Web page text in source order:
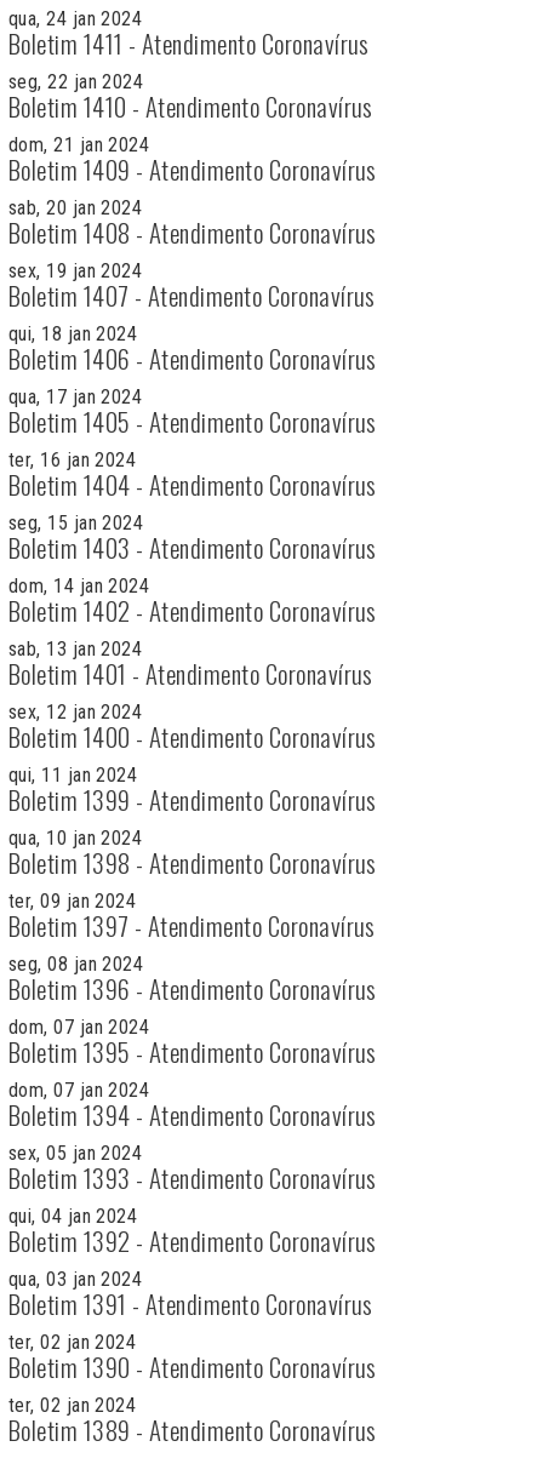
qua, 24 jan 2024
Boletim 1411 - Atendimento Coronavírus
seg, 22 jan 2024
Boletim 1410 - Atendimento Coronavírus
dom, 21 jan 2024
Boletim 1409 - Atendimento Coronavírus
sab, 20 jan 2024
Boletim 1408 - Atendimento Coronavírus
sex, 19 jan 2024
Boletim 1407 - Atendimento Coronavírus
qui, 18 jan 2024
Boletim 1406 - Atendimento Coronavírus
qua, 17 jan 2024
Boletim 1405 - Atendimento Coronavírus
ter, 16 jan 2024
Boletim 1404 - Atendimento Coronavírus
seg, 15 jan 2024
Boletim 1403 - Atendimento Coronavírus
dom, 14 jan 2024
Boletim 1402 - Atendimento Coronavírus
sab, 13 jan 2024
Boletim 1401 - Atendimento Coronavírus
sex, 12 jan 2024
Boletim 1400 - Atendimento Coronavírus
qui, 11 jan 2024
Boletim 1399 - Atendimento Coronavírus
qua, 10 jan 2024
Boletim 1398 - Atendimento Coronavírus
ter, 09 jan 2024
Boletim 1397 - Atendimento Coronavírus
seg, 08 jan 2024
Boletim 1396 - Atendimento Coronavírus
dom, 07 jan 2024
Boletim 1395 - Atendimento Coronavírus
dom, 07 jan 2024
Boletim 1394 - Atendimento Coronavírus
sex, 05 jan 2024
Boletim 1393 - Atendimento Coronavírus
qui, 04 jan 2024
Boletim 1392 - Atendimento Coronavírus
qua, 03 jan 2024
Boletim 1391 - Atendimento Coronavírus
ter, 02 jan 2024
Boletim 1390 - Atendimento Coronavírus
ter, 02 jan 2024
Boletim 1389 - Atendimento Coronavírus